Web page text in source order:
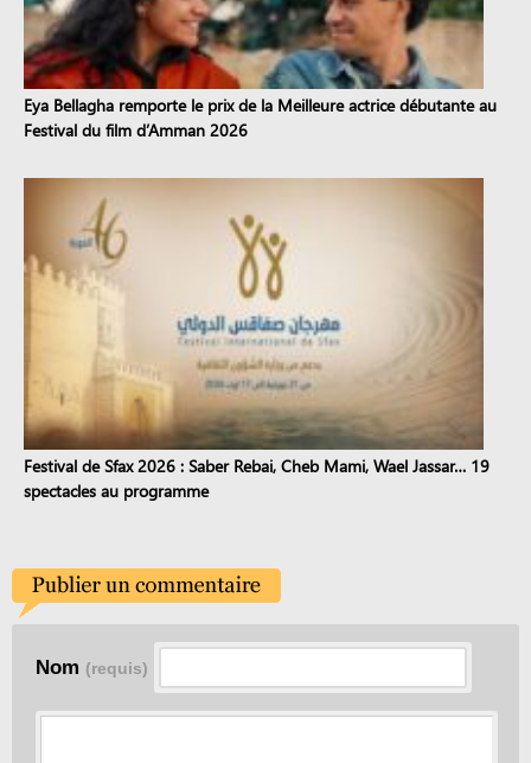
Eya Bellagha remporte le prix de la Meilleure actrice débutante au
Festival du film d’Amman 2026
Festival de Sfax 2026 : Saber Rebai, Cheb Mami, Wael Jassar… 19
spectacles au programme
Nom (requis)